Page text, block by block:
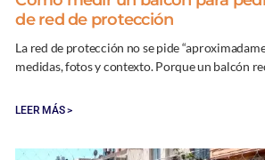
de red de protección
La red de protección no se pide
medidas, fotos y contexto. Porque un balcón
LEER MÁS >